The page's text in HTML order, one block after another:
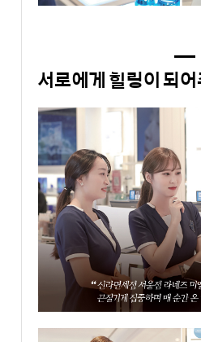
서로에게 힐링이 되